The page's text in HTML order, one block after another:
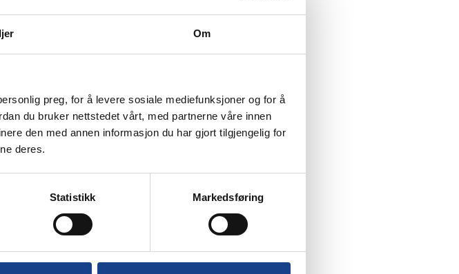
Om
preg, for å levere sosiale mediefunksjoner og for å
du bruker nettstedet vårt, med partnerne våre innen
den med annen informasjon du har gjort tilgjengelig for
deres.
Statistikk Markedsføring
å legge til flere brukere, send e-postadressene til
klikke på «1st Login or Forgot
«How to print labels – Labcheck» for detaljert
fullstendig veiledning i å bruke Labcheck-
disse på den tradisjonelle måten inntil